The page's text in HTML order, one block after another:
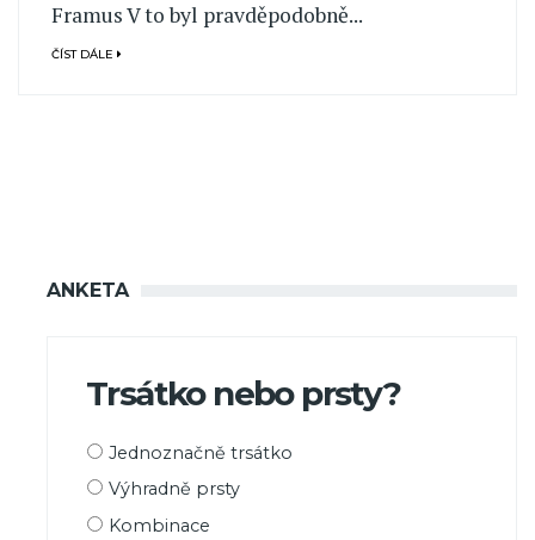
Framus V to byl pravděpodobně...
ČÍST DÁLE
ANKETA
Trsátko nebo prsty?
Možnosti
Jednoznačně trsátko
Výhradně prsty
Kombinace